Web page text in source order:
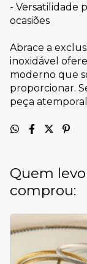
- Versatilidade
ocasiões
Abrace a
inoxidável
moderno que
proporcionar.
peça
Quem
comprou: